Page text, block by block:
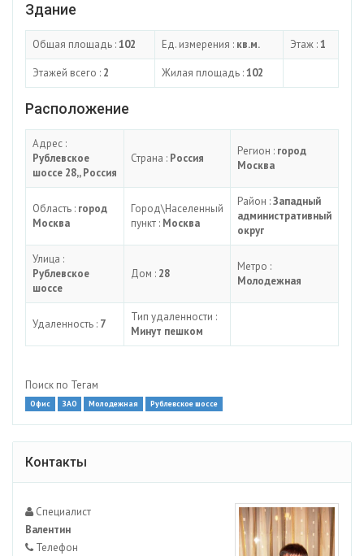
Здание
Общая площадь :102 Ед. измерения : кв.м. Этаж :1
Этажей всего : 2 Жилая площадь :102
Расположение
Адрес :
Рублевское
шоссе 28,, Россия
Страна : Россия
Регион : город
Москва
Область : город
Москва
Город\Населенный
пункт : Москва
Район :Западный
административный
округ
Улица :
Рублевское
шоссе
Дом : 28
Метро :
Молодежная
Удаленность : 7
Тип удаленности :
Минут пешком
Поиск по Тегам
Офис ЗАО Молодежная Рублевское шоссе
Контакты
Специалист
Валентин
Телефон